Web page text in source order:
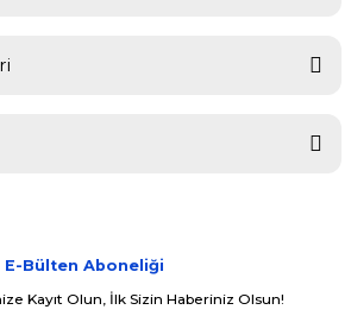
teşekkür ederiz.
E-Bülten Aboneliği
Kayıt Olun, İlk Sizin Haberiniz Olsun!